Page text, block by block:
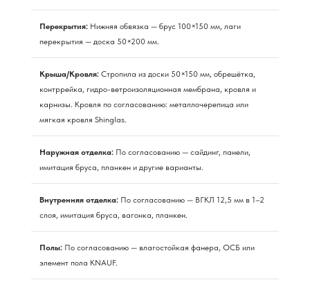
Перекрытия: Нижняя обвязка — брус 100×150 мм, лаги
перекрытия — доска 50×200 мм.
Крыша/Кровля: Стропила из доски 50×150 мм, обрешётка,
контррейка, гидро-ветроизоляционная мембрана, кровля и
карнизы. Кровля по согласованию: металлочерепица или
мягкая кровля Shinglas.
Наружная отделка: По согласованию — сайдинг, панели,
имитация бруса, планкен и другие варианты.
Внутренняя отделка: По согласованию — ВГКЛ 12,5 мм в 1–2
слоя, имитация бруса, вагонка, планкен.
Полы: По согласованию — влагостойкая фанера, ОСБ или
элемент пола KNAUF.